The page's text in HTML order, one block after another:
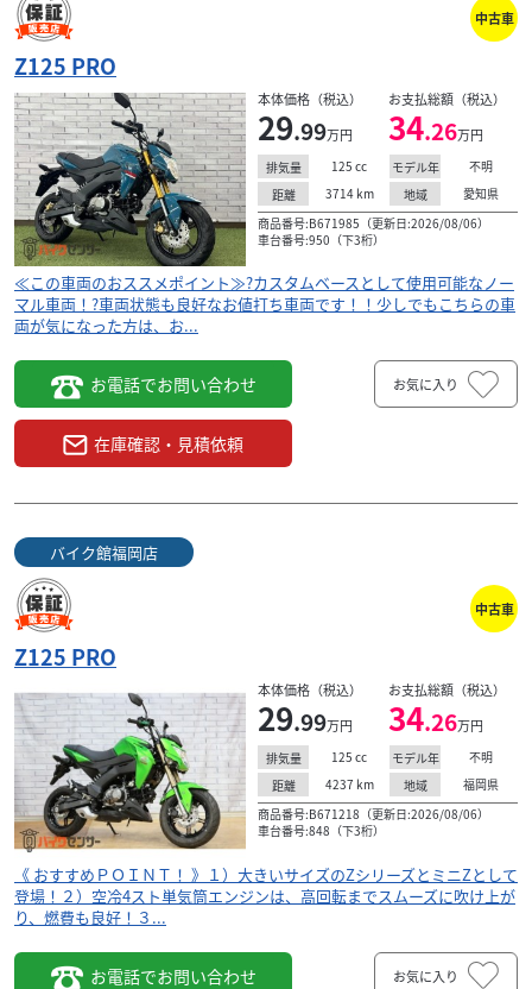
中古車
Z125 PRO
本体価格（税込）
29.99万円
お支払総額（税込）
34.26万円
排気量 125 cc モデル年
不明
距離
3714 km 地域
愛知県
商品番号:B671985（更新日:2026/08/06）
車台番号:950（下3桁）
≪この車両のおススメポイント≫?カスタムベースとして使用可能なノー
マル車両！?車両状態も良好なお値打ち車両です！！少しでもこちらの車
両が気になった方は、お...
お電話でお問い合わせ
在庫確認・見積依頼
お気に入り
バイク館福岡店
中古車
Z125 PRO
本体価格（税込）
29.99万円
お支払総額（税込）
34.26万円
排気量 125 cc モデル年
不明
距離
4237 km 地域
福岡県
商品番号:B671218（更新日:2026/08/06）
車台番号:848（下3桁）
《 おすすめＰＯＩＮＴ！ 》１）大きいサイズのZシリーズとミニZとして
登場！２）空冷4スト単気筒エンジンは、高回転までスムーズに吹け上が
り、燃費も良好！３...
お電話でお問い合わせ お気に入り